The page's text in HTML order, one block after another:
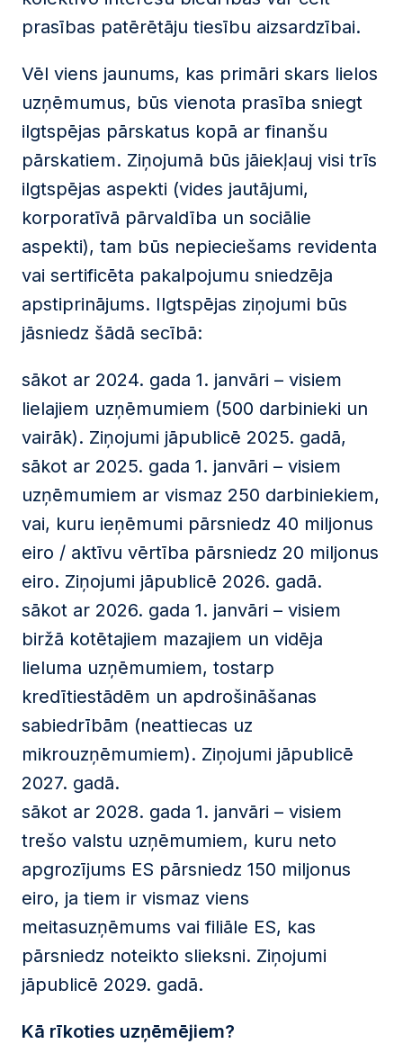
prasības patērētāju tiesību aizsardzībai.
Vēl viens jaunums, kas primāri skars lielos
uzņēmumus, būs vienota prasība sniegt
ilgtspējas pārskatus kopā ar finanšu
pārskatiem. Ziņojumā būs jāiekļauj visi trīs
ilgtspējas aspekti (vides jautājumi,
korporatīvā pārvaldība un sociālie
aspekti), tam būs nepieciešams revidenta
vai sertificēta pakalpojumu sniedzēja
apstiprinājums. Ilgtspējas ziņojumi būs
jāsniedz šādā secībā:
sākot ar 2024. gada 1. janvāri – visiem
lielajiem uzņēmumiem (500 darbinieki un
vairāk). Ziņojumi jāpublicē 2025. gadā,
sākot ar 2025. gada 1. janvāri – visiem
uzņēmumiem ar vismaz 250 darbiniekiem,
vai, kuru ieņēmumi pārsniedz 40 miljonus
eiro / aktīvu vērtība pārsniedz 20 miljonus
eiro. Ziņojumi jāpublicē 2026. gadā.
sākot ar 2026. gada 1. janvāri – visiem
biržā kotētajiem mazajiem un vidēja
lieluma uzņēmumiem, tostarp
kredītiestādēm un apdrošināšanas
sabiedrībām (neattiecas uz
mikrouzņēmumiem). Ziņojumi jāpublicē
2027. gadā.
sākot ar 2028. gada 1. janvāri – visiem
trešo valstu uzņēmumiem, kuru neto
apgrozījums ES pārsniedz 150 miljonus
eiro, ja tiem ir vismaz viens
meitasuzņēmums vai filiāle ES, kas
pārsniedz noteikto slieksni. Ziņojumi
jāpublicē 2029. gadā.
Kā rīkoties uzņēmējiem?